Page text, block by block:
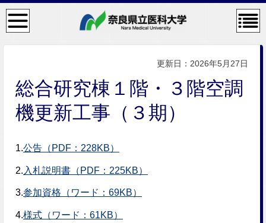
検
索・
メニ
コン
テン
ニュ
ー
更新日：2026年5月27日
総合研究棟１階・３階空調
機更新工事（３期）
1.公告（PDF：228KB）
2. 入札説明書（PDF：225KB）
3.参加資格（ワード：69KB）
4.様式（ワード：61KB）